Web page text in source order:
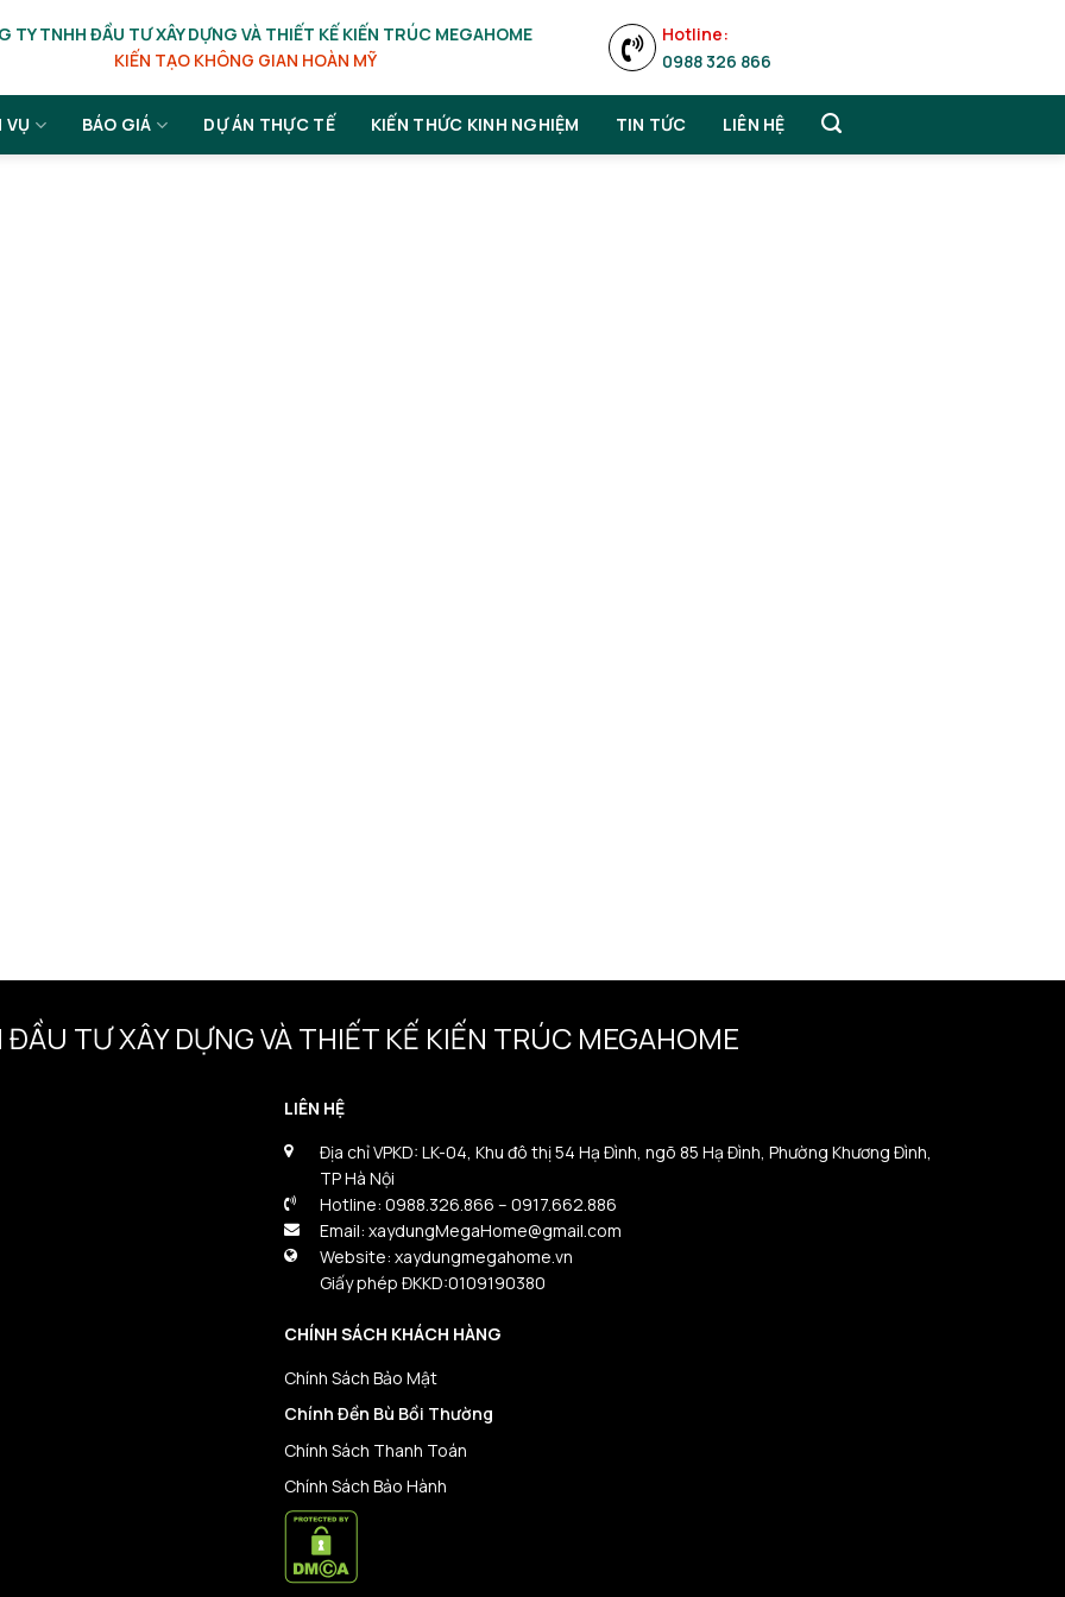
TY TNHH ĐẦU TƯ XÂY DỰNG VÀ THIẾT KẾ KIẾN TRÚC MEGAHOME
KIẾN TẠO KHÔNG GIAN HOÀN MỸ
Hotline:
0988 326 866
VỤ BÁO GIÁ DỰ ÁN THỰC TẾ KIẾN THỨC KINH NGHIỆM TIN TỨC LIÊN HỆ
TƯ XÂY DỰNG VÀ THIẾT KẾ KIẾN TRÚC MEGAHOME
LIÊN HỆ
Địa chỉ VPKD: LK-04, Khu đô thị 54 Hạ Đình, ngõ 85 Hạ Đình, Phường Khương Đình,
TP Hà Nội
Hotline: 0988.326.866 – 0917.662.886
Email: xaydungMegaHome@gmail.com
Website: xaydungmegahome.vn
Giấy phép ĐKKD:0109190380
CHÍNH SÁCH KHÁCH HÀNG
Chính Sách Bảo Mật
Chính Đền Bù Bồi Thường
Chính Sách Thanh Toán
Chính Sách Bảo Hành